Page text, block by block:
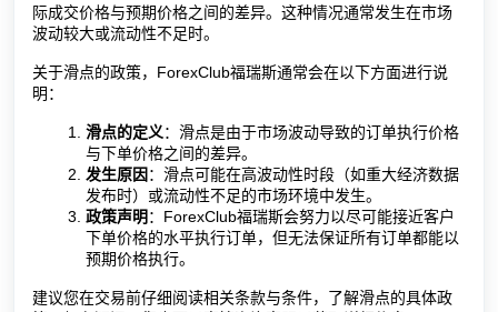
际成交价格与预期价格之间的差异。这种情况通常发生在市场
波动较大或流动性不足时。
关于滑点的政策，ForexClub福瑞斯通常会在以下方面进行说
明：
滑点的定义：滑点是由于市场波动导致的订单执行价格
与下单价格之间的差异。
发生原因 ：滑点可能在高波动性时段（如重大经济数据
发布时）或流动性不足的市场环境中发生。
政策声明 ：ForexClub福瑞斯会努力以尽可能接近客户
下单价格的水平执行订单，但无法保证所有订单都能以
预期价格执行。
建议您在交易前仔细阅读相关条款与条件，了解滑点的具体政